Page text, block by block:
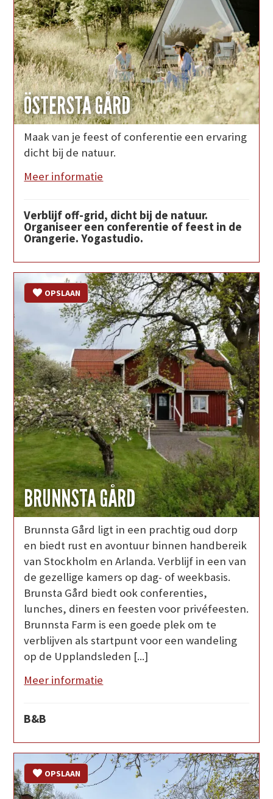
ÖSTERSTA GÅRD
Maak van je feest of conferentie een ervaring
dicht bij de natuur.
Meer informatie
Verblijf off-grid, dicht bij de natuur.
Organiseer een conferentie of feest in de
Orangerie. Yogastudio.
BRUNNSTA GÅRD
OPSLAAN
Brunnsta Gård ligt in een prachtig oud dorp
en biedt rust en avontuur binnen handbereik
van Stockholm en Arlanda. Verblijf in een van
de gezellige kamers op dag- of weekbasis.
Brunsta Gård biedt ook conferenties,
lunches, diners en feesten voor privéfeesten.
Brunnsta Farm is een goede plek om te
verblijven als startpunt voor een wandeling
op de Upplandsleden [...]
Meer informatie
B&B
OPSLAAN